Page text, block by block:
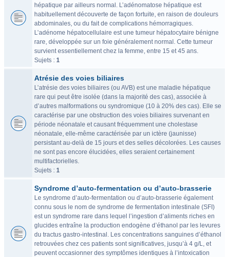
hépatique par ailleurs normal. L’adénomatose hépatique est
habituellement découverte de façon fortuite, en raison de douleurs
abdominales, ou du fait de complications hémorragiques.
L’adénome hépatocellulaire est une tumeur hépatocytaire bénigne
rare, développée sur un foie généralement normal. Cette tumeur
survient essentiellement chez la femme, entre 15 et 45 ans.
Sujets : 1
Atrésie des voies biliaires
L’atrésie des voies biliaires (ou AVB) est une maladie hépatique
rare qui peut être isolée (dans la majorité des cas), associée à
d’autres malformations ou syndromique (10 à 20% des cas). Elle se
caractérise par une obstruction des voies biliaires survenant en
période néonatale et causant fréquemment une cholestase
néonatale, elle-même caractérisée par un ictère (jaunisse)
persistant au-delà de 15 jours et des selles décolorées. Les causes
ne sont pas encore élucidées, elles seraient certainement
multifactorielles.
Sujets : 1
Syndrome d’auto-fermentation ou d’auto-brasserie
Le syndrome d’auto-fermentation ou d’auto-brasserie également
connu sous le nom de syndrome de fermentation intestinale (SFI)
est un syndrome rare dans lequel l’ingestion d’aliments riches en
glucides entraîne la production endogène d’éthanol par les levures
du tractus gastro-intestinal. Les concentrations sanguines d’éthanol
retrouvées chez ces patients sont significatives, jusqu’à 4 g/L, et
peuvent occasionner des symptômes identiques à l’intoxication